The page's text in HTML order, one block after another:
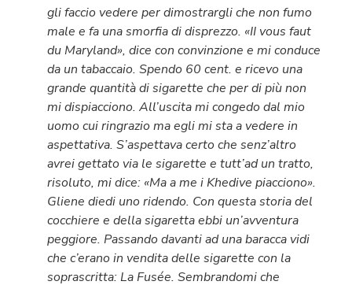
gli faccio vedere per dimostrargli che non fumo
male e fa una smorfia di disprezzo. «II vous faut
du Maryland», dice con convinzione e mi conduce
da un tabaccaio. Spendo 60 cent. e ricevo una
grande quantità di sigarette che per di più non
mi dispiacciono. All’uscita mi congedo dal mio
uomo cui ringrazio ma egli mi sta a vedere in
aspettativa. S’aspettava certo che senz’altro
avrei gettato via le sigarette e tutt’ad un tratto,
risoluto, mi dice: «Ma a me i Khedive piacciono».
Gliene diedi uno ridendo. Con questa storia del
cocchiere e della sigaretta ebbi un’avventura
peggiore. Passando davanti ad una baracca vidi
che c’erano in vendita delle sigarette con la
soprascritta: La Fusée. Sembrandomi che